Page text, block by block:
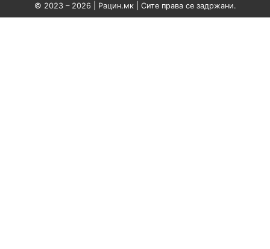
© 2023 – 2026 | Рацин.мк | Сите права се задржани.